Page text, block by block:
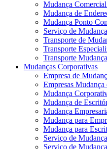
Mudança
Mudança de
Mudança Ponto
Serviço de
Transporte de
Transporte
Transporte
Mudanças Corporativas
Empresa de
Empresas
Mudança
Mudança de
Mudança
Mudança para
Mudança para
Serviço de
Serviço de